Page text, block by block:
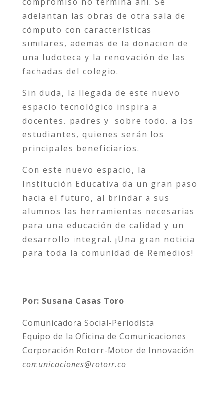
adelantan las obras de otra sala de
cómputo con características
similares, además de la donación de
una ludoteca y la renovación de las
fachadas del colegio.
Sin duda, la llegada de este nuevo
espacio tecnológico inspira a
docentes, padres y, sobre todo, a los
estudiantes, quienes serán los
principales beneficiarios.
Con este nuevo espacio, la
Institución Educativa da un gran paso
hacia el futuro, al brindar a sus
alumnos las herramientas necesarias
para una educación de calidad y un
desarrollo integral. ¡Una gran noticia
para toda la comunidad de Remedios!
Por: Susana Casas Toro
Comunicadora Social-Periodista
Equipo de la Oficina de Comunicaciones
Corporación Rotorr-Motor de Innovación
comunicaciones@rotorr.co